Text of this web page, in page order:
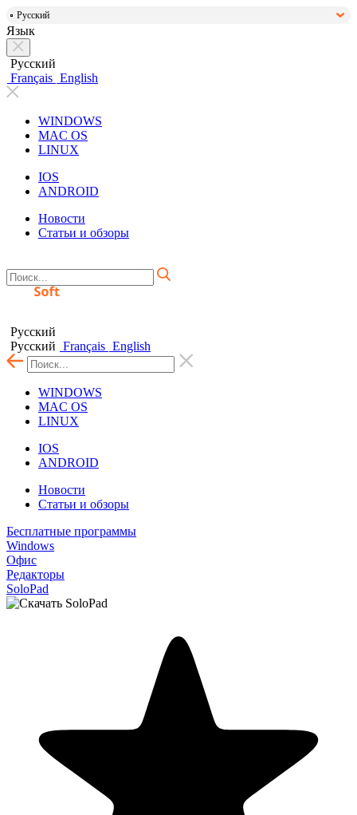
Русский
Язык
Русский
Français English
WINDOWS
MAC OS
LINUX
IOS
ANDROID
Новости
Статьи и обзоры
Русский
Русский Français English
WINDOWS
MAC OS
LINUX
IOS
ANDROID
Новости
Статьи и обзоры
Бесплатные программы
Windows
Офис
Редакторы
SoloPad